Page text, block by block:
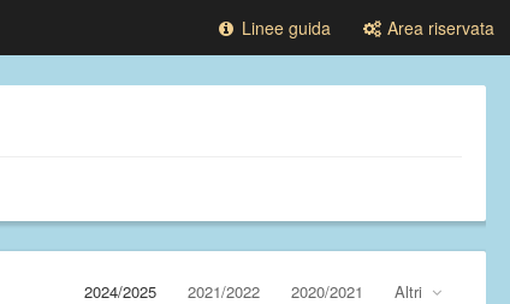
Linee guida Area riservata
2024/2025 2021/2022 2020/2021 Altri